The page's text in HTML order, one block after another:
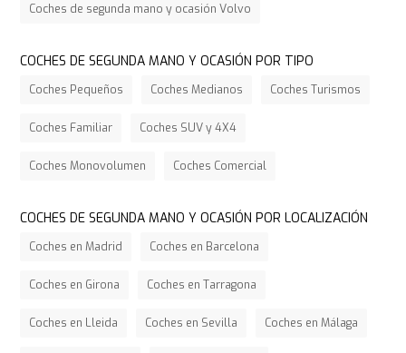
Coches de segunda mano y ocasión Volvo
COCHES DE SEGUNDA MANO Y OCASIÓN POR TIPO
Coches Pequeños Coches Medianos Coches Turismos
Coches Familiar Coches SUV y 4X4
Coches Monovolumen Coches Comercial
COCHES DE SEGUNDA MANO Y OCASIÓN POR LOCALIZACIÓN
Coches en Madrid Coches en Barcelona
Coches en Girona Coches en Tarragona
Coches en Lleida Coches en Sevilla Coches en Málaga